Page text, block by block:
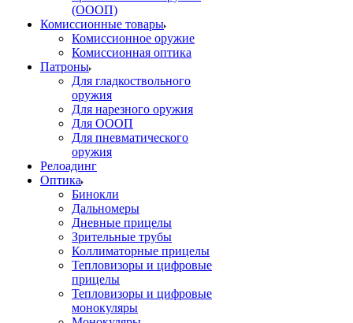
(ОООП)
Комиссионные товары
Комиссионное оружие
Комиссионная оптика
Патроны
Для гладкоствольного
оружия
Для нарезного оружия
Для ОООП
Для пневматического
оружия
Релоадинг
Оптика
Бинокли
Дальномеры
Дневные прицелы
Зрительные трубы
Коллиматорные прицелы
Тепловизоры и цифровые
прицелы
Тепловизоры и цифровые
монокуляры